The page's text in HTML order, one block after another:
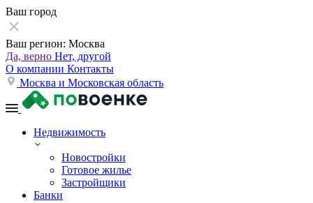
Ваш город
Ваш регион: Москва
Да, верно Нет, другой
О компании Контакты
Москва и Московская область
Недвижимость
Новостройки
Готовое жилье
Застройщики
Банки